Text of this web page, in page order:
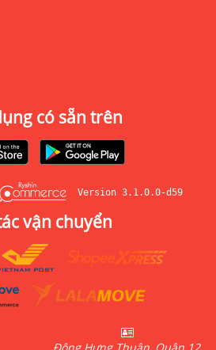
có sẵn trên
Version 3.1.0.0-d59
vận chuyển